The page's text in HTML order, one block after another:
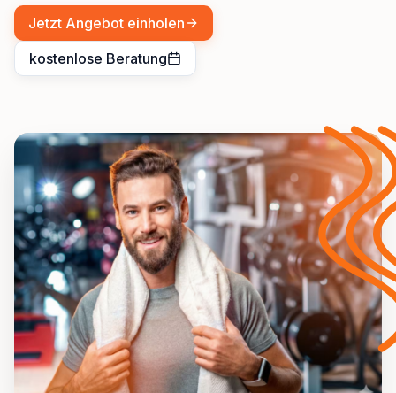
Jetzt Angebot einholen
kostenlose Beratung